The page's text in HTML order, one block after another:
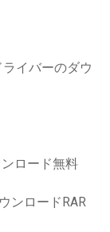
イバーのダウ
ロード無料
ンロードRAR